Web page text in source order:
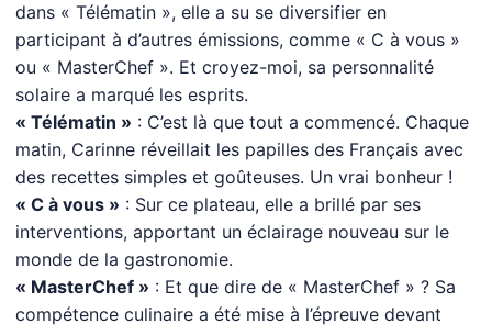
dans « Télématin », elle a su se diversifier en
participant à d’autres émissions, comme « C à vous »
ou « MasterChef ». Et croyez-moi, sa personnalité
solaire a marqué les esprits.
« Télématin » : C’est là que tout a commencé. Chaque
matin, Carinne réveillait les papilles des Français avec
des recettes simples et goûteuses. Un vrai bonheur !
« C à vous » : Sur ce plateau, elle a brillé par ses
interventions, apportant un éclairage nouveau sur le
monde de la gastronomie.
« MasterChef » : Et que dire de « MasterChef » ? Sa
compétence culinaire a été mise à l’épreuve devant